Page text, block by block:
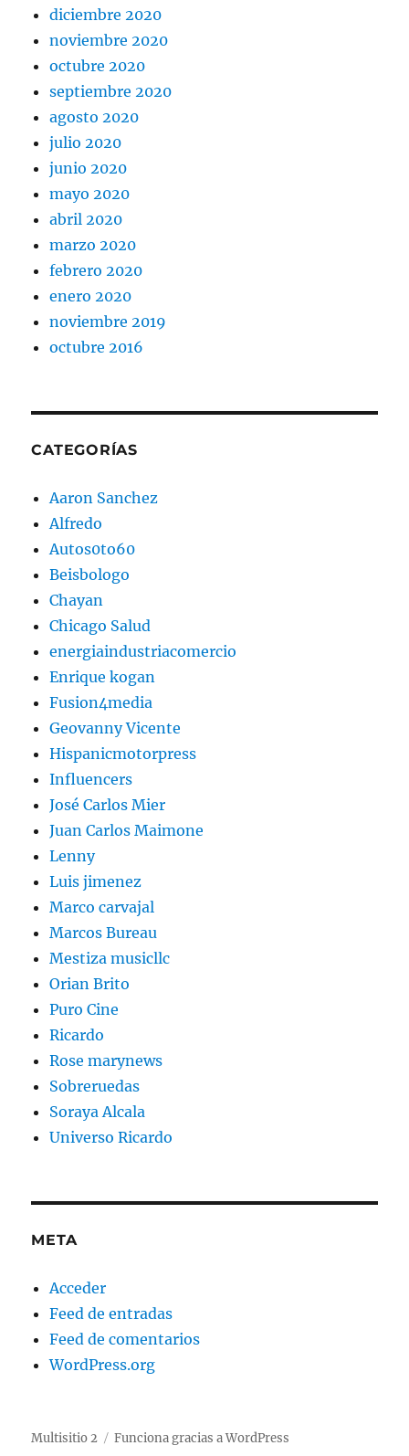
diciembre 2020
noviembre 2020
octubre 2020
septiembre 2020
agosto 2020
julio 2020
junio 2020
mayo 2020
abril 2020
marzo 2020
febrero 2020
enero 2020
noviembre 2019
octubre 2016
CATEGORÍAS
Aaron Sanchez
Alfredo
Autos0to60
Beisbologo
Chayan
Chicago Salud
energiaindustriacomercio
Enrique kogan
Fusion4media
Geovanny Vicente
Hispanicmotorpress
Influencers
José Carlos Mier
Juan Carlos Maimone
Lenny
Luis jimenez
Marco carvajal
Marcos Bureau
Mestiza musicllc
Orian Brito
Puro Cine
Ricardo
Rose marynews
Sobreruedas
Soraya Alcala
Universo Ricardo
META
Acceder
Feed de entradas
Feed de comentarios
WordPress.org
Multisitio 2 Funciona gracias a WordPress